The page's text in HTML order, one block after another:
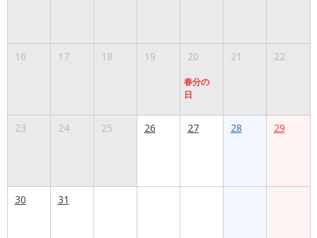
16 17 18 19 20
春分の
日
21 22
23 24 25 26 27 28 29
30 31